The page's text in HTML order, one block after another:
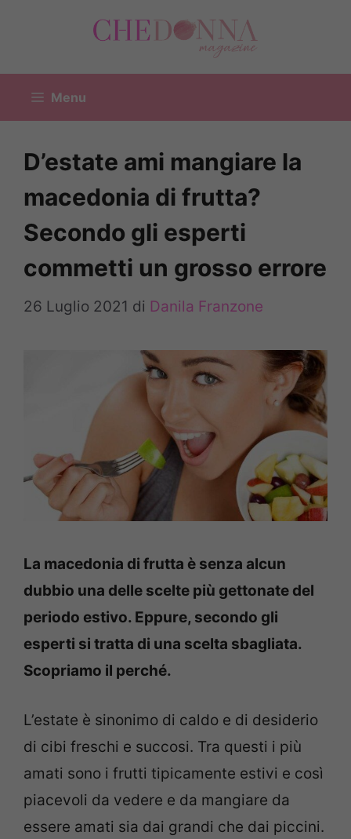
Menu
D’estate ami mangiare la
macedonia di frutta?
Secondo gli esperti
commetti un grosso errore
26 Luglio 2021 di Danila Franzone
La macedonia di frutta è senza alcun
dubbio una delle scelte più gettonate del
periodo estivo. Eppure, secondo gli
esperti si tratta di una scelta sbagliata.
Scopriamo il perché.
L’estate è sinonimo di caldo e di desiderio
di cibi freschi e succosi. Tra questi i più
amati sono i frutti tipicamente estivi e così
piacevoli da vedere e da mangiare da
essere amati sia dai grandi che dai piccini.